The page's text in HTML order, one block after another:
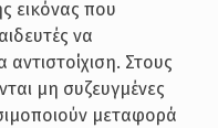
εικόνας που
να
αντιστοίχιση. Στους
μη συζευγμένες
μεταφορά